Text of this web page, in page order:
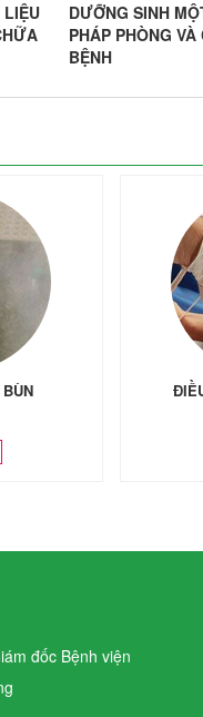
LIỆU
DƯỠNG SINH
PHÁP PHÒNG
BỆNH
đốc Bệnh viện